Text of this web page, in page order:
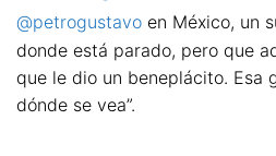
@petrogustavo en México, un
donde está parado, pero que
que le dio un beneplácito. Esa
dónde se vea”.